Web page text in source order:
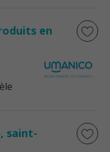
en
saint-